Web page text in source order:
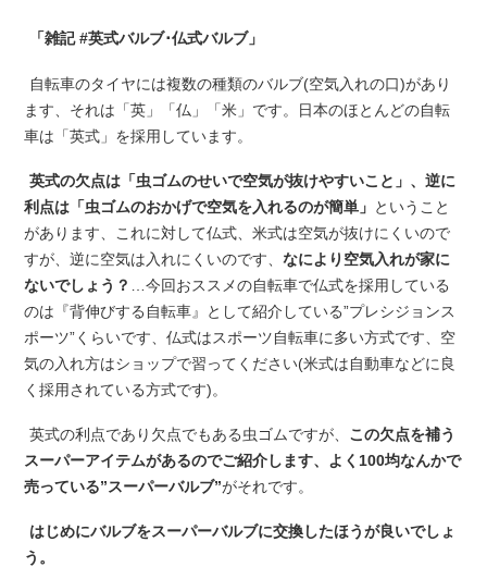
「雑記 #英式バルブ･仏式バルブ」
自転車のタイヤには複数の種類のバルブ(空気入れの口)があり
ます、それは「英」「仏」「米」です。日本のほとんどの自転
車は「英式」を採用しています。
英式の欠点は「虫ゴムのせいで空気が抜けやすいこと」、逆に
利点は「虫ゴムのおかげで空気を入れるのが簡単」 ということ
があります、これに対して仏式、米式は空気が抜けにくいので
すが、逆に空気は入れにくいのです、 なにより空気入れが家に
ないでしょう？
…今回おススメの自転車で仏式を採用している
のは『背伸びする自転車』として紹介している”プレシジョンス
ポーツ”くらいです、仏式はスポーツ自転車に多い方式です、空
気の入れ方はショップで習ってください(米式は自動車などに良
く採用されている方式です)。
英式の利点であり欠点でもある虫ゴムですが、 この欠点を補う
スーパーアイテムがあるのでご紹介します、よく100均なんかで
売っている”スーパーバルブ”がそれです。
はじめにバルブをスーパーバルブに交換したほうが良いでしょ
う。